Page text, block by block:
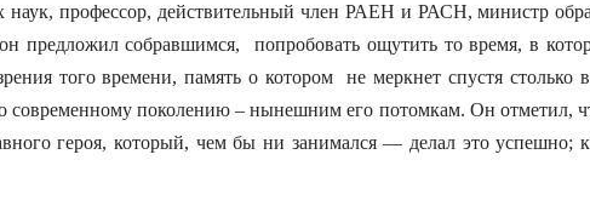
профессор, действительный член РАЕН и РАСН, министр
собравшимся, попробовать ощутить то время, в
того времени, память о котором не меркнет спустя столько
современному поколению – нынешним его потомкам. Он отметил,
героя, который, чем бы ни занимался — делал это успешно;